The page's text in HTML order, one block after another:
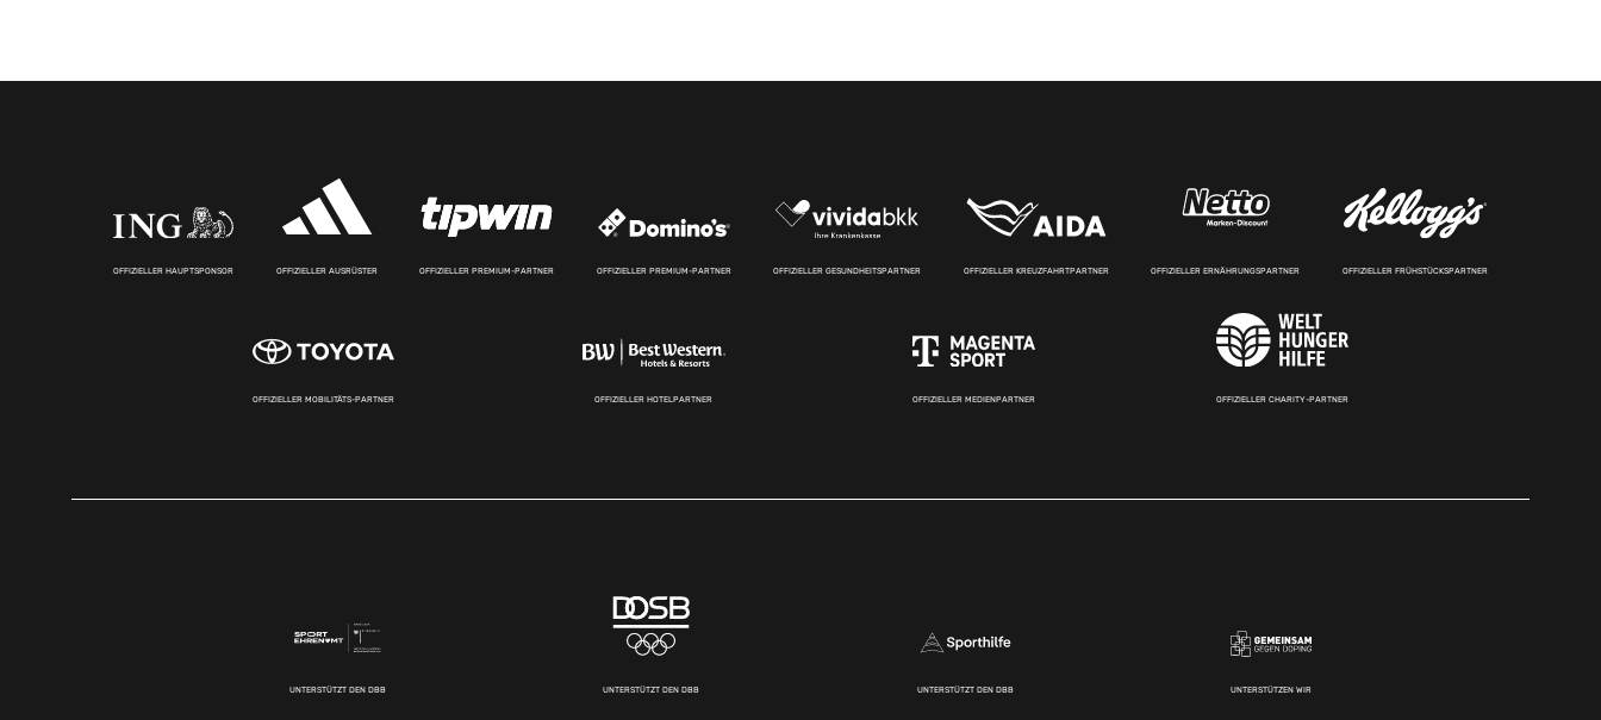
OFFIZIELLER HAUPTSPONSOR OFFIZIELLER AUSRÜSTER OFFIZIELLER PREMIUM-PARTNER OFFIZIELLER PREMIUM-PARTNER OFFIZIELLER GESUNDHEITSPARTNER OFFIZIELLER KREUZFAHRTPARTNER OFFIZIELLER ERNÄHRUNGSPARTNER OFFIZIELLER FRÜHSTÜCKSPARTNER
OFFIZIELLER MOBILITÄTS-PARTNER OFFIZIELLER HOTELPARTNER OFFIZIELLER MEDIENPARTNER OFFIZIELLER CHARITY-PARTNER
UNTERSTÜTZT DEN DBB UNTERSTÜTZT DEN DBB UNTERSTÜTZT DEN DBB UNTERSTÜTZEN WIR